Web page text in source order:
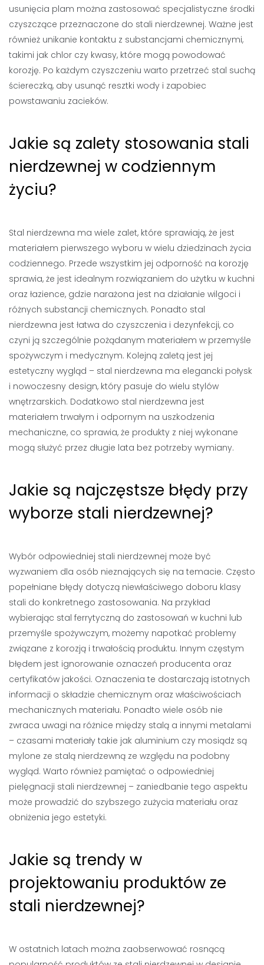
usunięcia plam można zastosować specjalistyczne środki
czyszczące przeznaczone do stali nierdzewnej. Ważne jest
również unikanie kontaktu z substancjami chemicznymi,
takimi jak chlor czy kwasy, które mogą powodować
korozję. Po każdym czyszczeniu warto przetrzeć stal suchą
ściereczką, aby usunąć resztki wody i zapobiec
powstawaniu zacieków.
Jakie są zalety stosowania stali
nierdzewnej w codziennym
życiu?
Stal nierdzewna ma wiele zalet, które sprawiają, że jest
materiałem pierwszego wyboru w wielu dziedzinach życia
codziennego. Przede wszystkim jej odporność na korozję
sprawia, że jest idealnym rozwiązaniem do użytku w kuchni
oraz łazience, gdzie narażona jest na działanie wilgoci i
różnych substancji chemicznych. Ponadto stal
nierdzewna jest łatwa do czyszczenia i dezynfekcji, co
czyni ją szczególnie pożądanym materiałem w przemyśle
spożywczym i medycznym. Kolejną zaletą jest jej
estetyczny wygląd – stal nierdzewna ma elegancki połysk
i nowoczesny design, który pasuje do wielu stylów
wnętrzarskich. Dodatkowo stal nierdzewna jest
materiałem trwałym i odpornym na uszkodzenia
mechaniczne, co sprawia, że produkty z niej wykonane
mogą służyć przez długie lata bez potrzeby wymiany.
Jakie są najczęstsze błędy przy
wyborze stali nierdzewnej?
Wybór odpowiedniej stali nierdzewnej może być
wyzwaniem dla osób nieznających się na temacie. Często
popełniane błędy dotyczą niewłaściwego doboru klasy
stali do konkretnego zastosowania. Na przykład
wybierając stal ferrytyczną do zastosowań w kuchni lub
przemyśle spożywczym, możemy napotkać problemy
związane z korozją i trwałością produktu. Innym częstym
błędem jest ignorowanie oznaczeń producenta oraz
certyfikatów jakości. Oznaczenia te dostarczają istotnych
informacji o składzie chemicznym oraz właściwościach
mechanicznych materiału. Ponadto wiele osób nie
zwraca uwagi na różnice między stalą a innymi metalami
– czasami materiały takie jak aluminium czy mosiądz są
mylone ze stalą nierdzewną ze względu na podobny
wygląd. Warto również pamiętać o odpowiedniej
pielęgnacji stali nierdzewnej – zaniedbanie tego aspektu
może prowadzić do szybszego zużycia materiału oraz
obniżenia jego estetyki.
Jakie są trendy w
projektowaniu produktów ze
stali nierdzewnej?
W ostatnich latach można zaobserwować rosnącą